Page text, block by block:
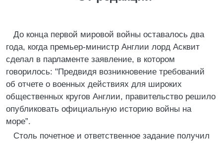
До конца первой мировой войны оставалось два
года, когда премьер-министр Англии лорд Асквит
сделал в парламенте заявление, в котором
говорилось: "Предвидя возникновение требований
об отчете о военных действиях для широких
общественных кругов Англии, правительство решило
опубликовать официальную историю войны на
море”.
Столь почетное и ответственное задание получил